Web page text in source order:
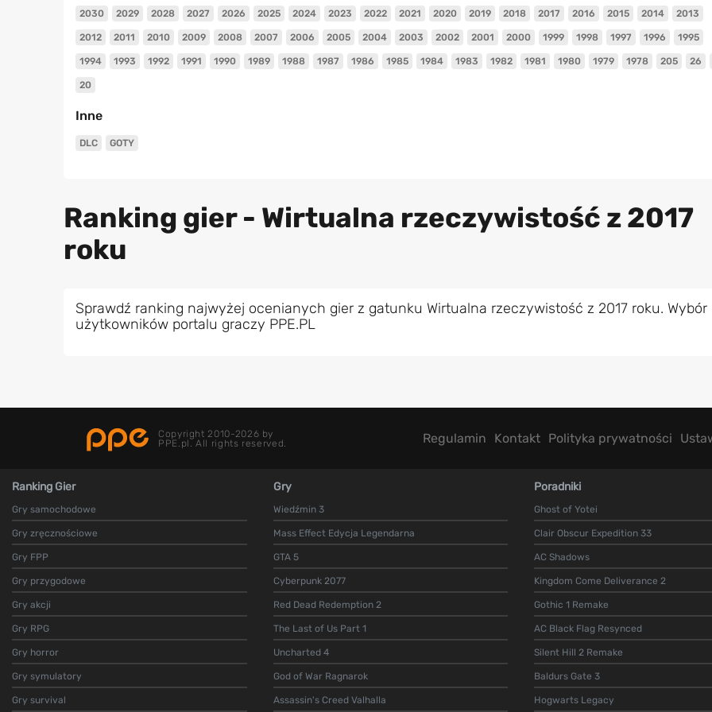
2030 2029 2028 2027 2026 2025 2024 2023 2022 2021 2020 2019 2018 2017 2016 2015 2014 2013
2012 2011 2010 2009 2008 2007 2006 2005 2004 2003 2002 2001 2000 1999 1998 1997 1996 1995
1994 1993 1992 1991 1990 1989 1988 1987 1986 1985 1984 1983 1982 1981 1980 1979 1978 205 26
20
Inne
DLC GOTY
Ranking gier - Wirtualna rzeczywistość z 2017
roku
Sprawdź ranking najwyżej ocenianych gier z gatunku Wirtualna rzeczywistość z 2017 roku. Wybór
użytkowników portalu graczy PPE.PL
Copyright 2010-2026 by
PPE.pl. All rights reserved.
Regulamin Kontakt Polityka prywatności
Ranking Gier
Gry samochodowe
Gry zręcznościowe
Gry FPP
Gry przygodowe
Gry akcji
Gry RPG
Gry horror
Gry symulatory
Gry survival
Gry
Wiedźmin 3
Mass Effect Edycja Legendarna
GTA 5
Cyberpunk 2077
Red Dead Redemption 2
The Last of Us Part 1
Uncharted 4
God of War Ragnarok
Assassin's Creed Valhalla
Poradniki
Ghost of Yotei
Clair Obscur Expedition 33
AC Shadows
Kingdom Come Deliverance 2
Gothic 1 Remake
AC Black Flag Resynced
Silent Hill 2 Remake
Baldurs Gate 3
Hogwarts Legacy